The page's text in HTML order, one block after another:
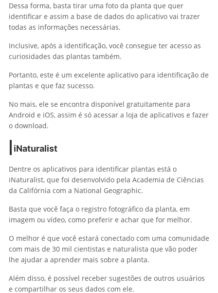
Dessa forma, basta tirar uma foto da planta que quer
identificar e assim a base de dados do aplicativo vai trazer
todas as informações necessárias.
Inclusive, após a identificação, você consegue ter acesso as
curiosidades das plantas também.
Portanto, este é um excelente aplicativo para identificação de
plantas e que faz sucesso.
No mais, ele se encontra disponível gratuitamente para
Android e iOS, assim é só acessar a loja de aplicativos e fazer
o download.
iNaturalist
Dentre os aplicativos para identificar plantas está o
iNaturalist, que foi desenvolvido pela Academia de Ciências
da Califórnia com a National Geographic.
Basta que você faça o registro fotográfico da planta, em
imagem ou vídeo, como preferir e achar que for melhor.
O melhor é que você estará conectado com uma comunidade
com mais de 30 mil cientistas e naturalista que vão poder
lhe ajudar a aprender mais sobre a planta.
Além disso, é possível receber sugestões de outros usuários
e compartilhar os seus dados com ele.